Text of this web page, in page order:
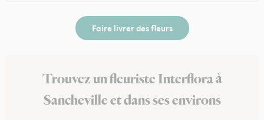
Faire livrer des fleurs
Trouvez un fleuriste Interflora à
Sancheville et dans ses environs